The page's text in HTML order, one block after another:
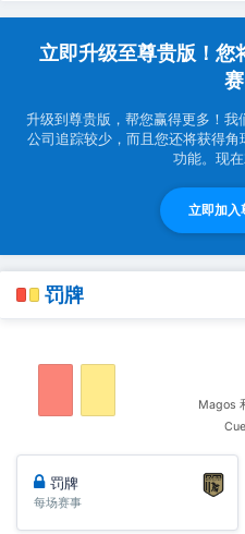
立即升级至尊贵版！
赛
升级到尊贵版，帮您赢得更多！
公司追踪较少，而且您还将获得
功能。现
立即加入
罚牌
Magos
罚牌
每场赛事